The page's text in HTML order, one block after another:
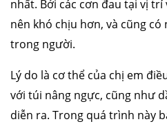
nhất. Bởi các cơn đau tại vị
nên khó chịu hơn, và cũng
trong người.
Lý do là cơ thể của chị em
với túi nâng ngực, cũng như
diễn ra. Trong quá trình này